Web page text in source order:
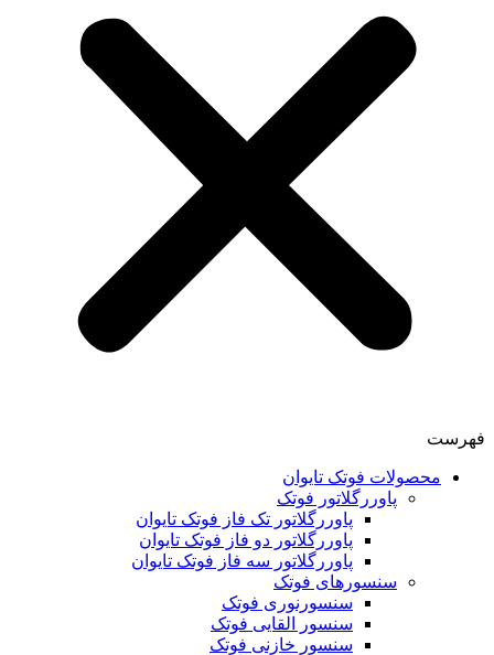
فهرست
محصولات فوتک تایوان
پاوررگلاتور فوتک
پاوررگلاتور تک فاز فوتک تایوان
پاوررگلاتور دو فاز فوتک تایوان
پاوررگلاتور سه فاز فوتک تایوان
سنسورهای فوتک
سنسورنوری فوتک
سنسور القایی فوتک
سنسور خازنی فوتک